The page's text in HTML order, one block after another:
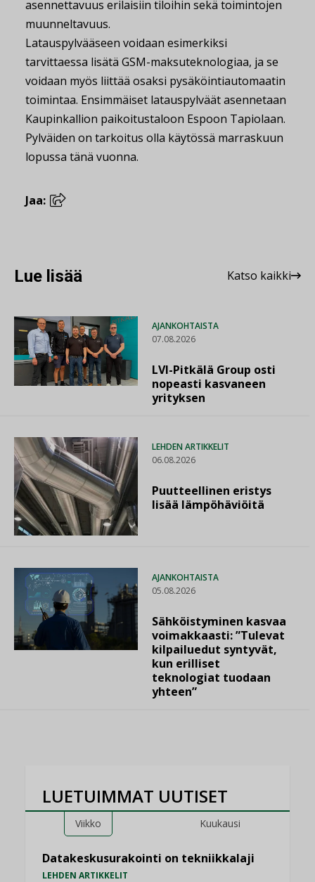
asennettavuus erilaisiin tiloihin sekä toimintojen
muunneltavuus.
Latauspylvääseen voidaan esimerkiksi
tarvittaessa lisätä GSM-maksuteknologiaa, ja se
voidaan myös liittää osaksi pysäköintiautomaatin
toimintaa. Ensimmäiset latauspylväät asennetaan
Kaupinkallion paikoitustaloon Espoon Tapiolaan.
Pylväiden on tarkoitus olla käytössä marraskuun
lopussa tänä vuonna.
Jaa:
Lue lisää Katso kaikki
AJANKOHTAISTA
07.08.2026
LVI-Pitkälä Group osti
nopeasti kasvaneen
yrityksen
LEHDEN ARTIKKELIT
06.08.2026
Puutteellinen eristys
lisää lämpöhäviöitä
AJANKOHTAISTA
05.08.2026
Sähköistyminen kasvaa
voimakkaasti: ”Tulevat
kilpailuedut syntyvät,
kun erilliset
teknologiat tuodaan
yhteen”
LUETUIMMAT UUTISET
Viikko Kuukausi
Datakeskusurakointi on tekniikkalaji
LEHDEN ARTIKKELIT